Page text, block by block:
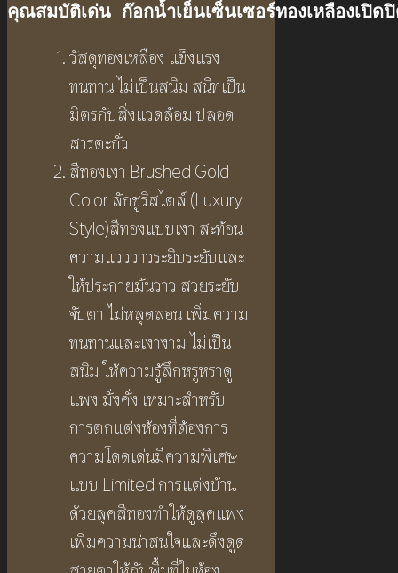
คุณสมบัติเด่น ก๊อกน้ำเย็นเซ็นเซอร์ทองเหลืองเปิด
วัสดุทองเหลือง แข็งแรง
ทนทาน ไม่เป็นสนิม สนิทเป็น
มิตรกับสิ่งแวดล้อม ปลอด
สารตะกั่ว
สีทองเงา Brushed Gold
Color ลักชูรี่สไตล์ (Luxury
Style)สีทองแบบเงา สะท้อน
ความแวววาวระยิบระยับและ
ให้ประกายมันวาว สวยระยับ
จับตา ไม่หลุดล่อน เพิ่มความ
ทนทานและเงางาม ไม่เป็น
สนิม ให้ความรู้สึกหรูหราดู
แพง มั่งคั่ง เหมาะสำหรับ
การตกแต่งห้องที่ต้องการ
ความโดดเด่นมีความพิเศษ
แบบ Limited การแต่งบ้าน
ด้วยลุคสีทองทำให้ดูลุคแพง
เพิ่มความน่าสนใจและดึงดูด